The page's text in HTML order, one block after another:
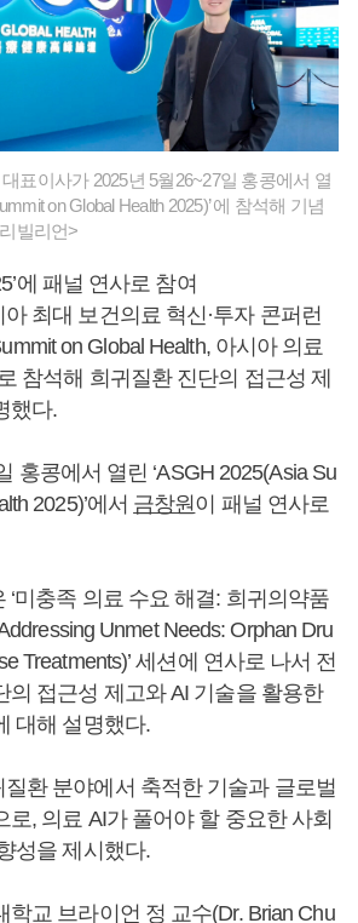
표이사가 2025년 5월26~27일 홍콩에서 열
on Global Health 2025)’ 에 참석해 기념
빌리언>
에 패널 연사로 참여
최대 보건의료 혁신·투자 콘퍼런
on Global Health, 아시아 의료
참석해 희귀질환 진단의 접근성 제
했다.
홍콩에서 열린 ‘ASGH 2025(Asia Su
2025)’에서 금창원이 패널 연사로
‘미충족 의료 수요 해결: 희귀의약품
Unmet Needs: Orphan Dru
Treatments)’ 세션에 연사로 나서 전
의 접근성 제고와 AI 기술을 활용한
대해 설명했다.
환 분야에서 축적한 기술과 글로벌
로, 의료 AI가 풀어야 할 중요한 사회
성을 제시했다.
교 브라이언 정 교수(Dr. Brian Chu